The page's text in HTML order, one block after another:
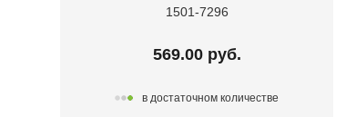
1501-7296
569.00 руб.
в достаточном количестве